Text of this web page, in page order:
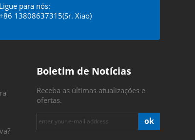
Ligue para nós:
13808637315(Sr. Xiao)
Boletim de Notícias
Receba as últimas atualizações e
ofertas.
ok